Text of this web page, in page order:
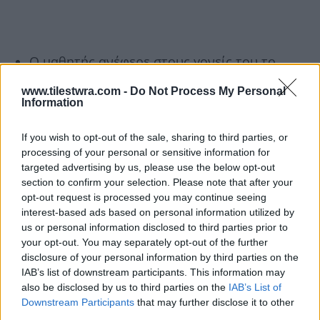
www.tilestwra.com - Do Not Process My Personal
Information
If you wish to opt-out of the sale, sharing to third parties, or
processing of your personal or sensitive information for
targeted advertising by us, please use the below opt-out
section to confirm your selection. Please note that after your
opt-out request is processed you may continue seeing
interest-based ads based on personal information utilized by
us or personal information disclosed to third parties prior to
your opt-out. You may separately opt-out of the further
disclosure of your personal information by third parties on the
IAB’s list of downstream participants. This information may
also be disclosed by us to third parties on the IAB’s List of
Downstream Participants that may further disclose it to other
Ο μαθητής ανέφερε στους γονείς του το
περιστατικό και εκείνοι ενημέρωσαν το
Κέντρο της Αμεσης Δράσης και στο σημείο
Σύμφωνα με πληροφορίες, μέχρι στιγμής
δεν έχει γίνει επίσημη καταγγελία στην
Ασφάλεια Θεσσαλονίκης για περιστατικό
απόπειρας αρπαγής ανηλίκου.
Σημειώνεται, τέλος, ότι ο 11χρονος συνήθως
επέστρεφε από το σχολείο με τον παππού του,
όμως χθές θα γύριζε σπίτι μόνος του.